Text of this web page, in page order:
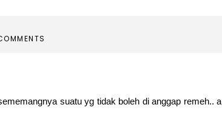
suatu yg tidak boleh di anggap remeh.. a